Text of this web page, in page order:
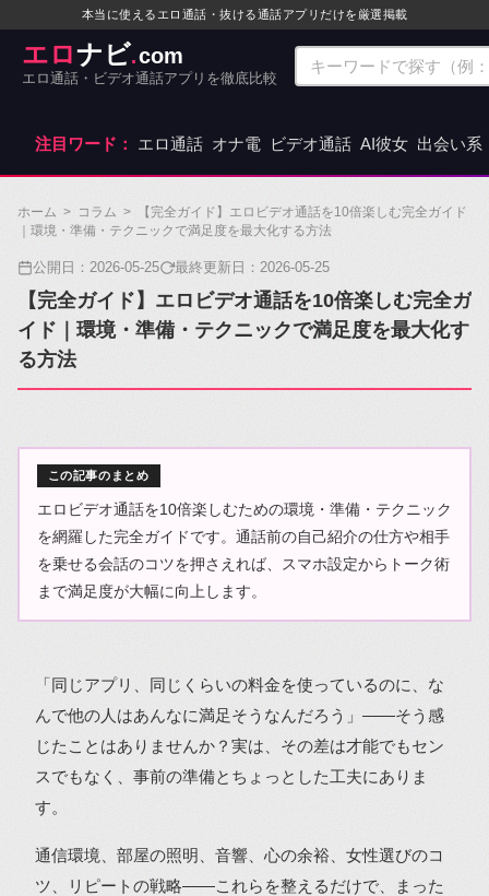
本当に使えるエロ通話・抜ける通話アプリだけを厳選掲載
エロナビ.com
エロ通話・ビデオ通話アプリを徹底比較
注目ワード： エロ通話 オナ電 ビデオ通話 AI彼女 出会い系
ホーム > コラム >
【完全ガイド】エロビデオ通話を10倍楽しむ完全ガイド
｜環境・準備・テクニックで満足度を最大化する方法
公開日： 2026-05-25 最終更新日： 2026-05-25
【完全ガイド】エロビデオ通話を10倍楽しむ完全ガ
イド｜環境・準備・テクニックで満足度を最大化す
る方法
この記事のまとめ
エロビデオ通話を10倍楽しむための環境・準備・テクニック
を網羅した完全ガイドです。通話前の自己紹介の仕方や相手
を乗せる会話のコツを押さえれば、スマホ設定からトーク術
まで満足度が大幅に向上します。
「同じアプリ、同じくらいの料金を使っているのに、な
んで他の人はあんなに満足そうなんだろう」――そう感
じたことはありませんか？実は、その差は才能でもセン
スでもなく、事前の準備とちょっとした工夫にありま
す。
通信環境、部屋の照明、音響、心の余裕、女性選びのコ
ツ、リピートの戦略――これらを整えるだけで、まった